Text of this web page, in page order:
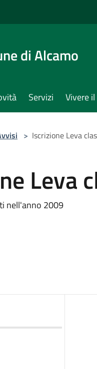
di Alcamo
Servizi Vivere
> Iscrizione Leva
Leva
nell'anno 2009